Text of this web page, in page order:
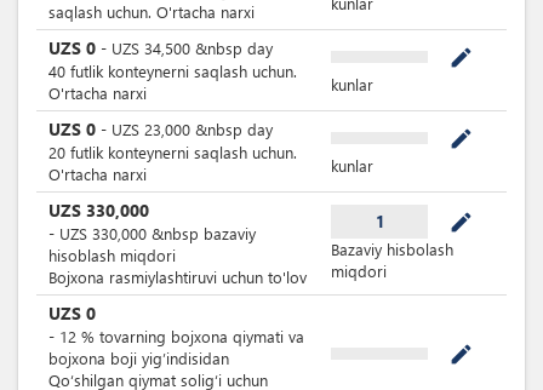
saqlash uchun. O'rtacha narxi
UZS 0 - UZS 34,500 &nbsp day
40 futlik konteynerni saqlash uchun.
O'rtacha narxi
mode_edit
kunlar
UZS 0 - UZS 23,000 &nbsp day
20 futlik konteynerni saqlash uchun.
O'rtacha narxi
mode_edit
kunlar
UZS 330,000
- UZS 330,000 &nbsp bazaviy
hisoblash miqdori
Bojxona rasmiylashtiruvi uchun to'lov
1 mode_edit
Bazaviy hisbolash
miqdori
UZS 0
- 12 % tovarning bojxona qiymati va
bojxona boji yig’indisidan
Qoʻshilgan qiymat soligʻi uchun
mode_edit